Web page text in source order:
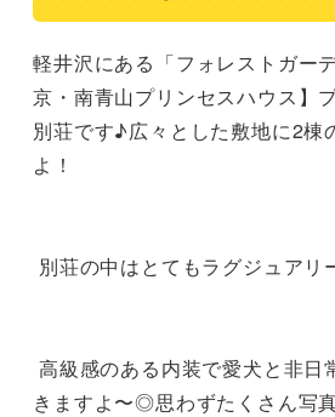
軽井沢にある「フォレストガー
京・南青山プリンセスハウス】
別荘です♪広々とした敷地に2棟
よ！
きますよ〜◎思わずたくさん写